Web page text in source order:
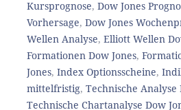
Kursprognose, Dow Jones
Vorhersage, Dow Jones
Wellen Analyse, Elliott Wellen
Formationen Dow Jones,
Jones, Index Optionsscheine,
mittelfristig, Technische Analyse
Technische Chartanalyse Dow